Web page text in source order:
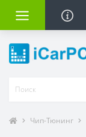
Чип-Тюнинг